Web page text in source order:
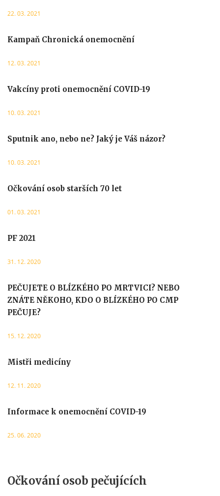
22. 03. 2021
Kampaň Chronická onemocnění
12. 03. 2021
Vakcíny proti onemocnění COVID-19
10. 03. 2021
Sputnik ano, nebo ne? Jaký je Váš názor?
10. 03. 2021
Očkování osob starších 70 let
01. 03. 2021
PF 2021
31. 12. 2020
PEČUJETE O BLÍZKÉHO PO MRTVICI? NEBO
ZNÁTE NĚKOHO, KDO O BLÍZKÉHO PO CMP
PEČUJE?
15. 12. 2020
Mistři medicíny
12. 11. 2020
Informace k onemocnění COVID-19
25. 06. 2020
Očkování osob pečujících